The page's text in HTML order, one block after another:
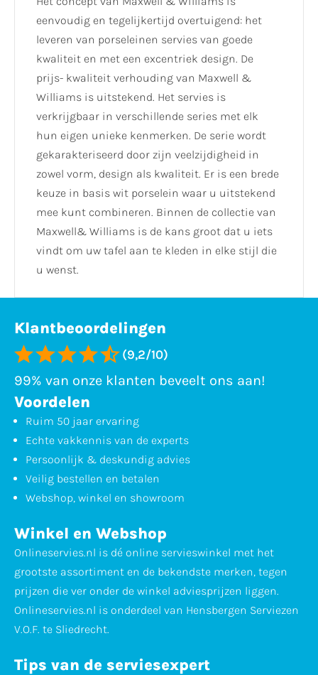
eenvoudig en tegelijkertijd overtuigend: het
leveren van porseleinen servies van goede
kwaliteit en met een excentriek design. De
prijs- kwaliteit verhouding van Maxwell &
Williams is uitstekend. Het servies is
verkrijgbaar in verschillende series met elk
hun eigen unieke kenmerken. De serie wordt
gekarakteriseerd door zijn veelzijdigheid in
zowel vorm, design als kwaliteit. Er is een brede
keuze in basis wit porselein waar u uitstekend
mee kunt combineren. Binnen de collectie van
Maxwell& Williams is de kans groot dat u iets
vindt om uw tafel aan te kleden in elke stijl die
u wenst.
Klantbeoordelingen
(9,2/10)
99% van onze klanten beveelt ons aan!
Voordelen
Ruim 50 jaar ervaring
Echte vakkennis van de experts
Persoonlijk & deskundig advies
Veilig bestellen en betalen
Webshop, winkel en showroom
Winkel en Webshop
Onlineservies.nl is dé online servieswinkel met het
grootste assortiment en de bekendste merken, tegen
prijzen die ver onder de winkel adviesprijzen liggen.
Onlineservies.nl is onderdeel van Hensbergen Serviezen
V.O.F. te Sliedrecht.
Tips van de serviesexpert